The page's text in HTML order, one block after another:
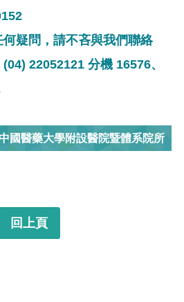
何疑問，請不吝與我們聯絡
22052121 分機 16576、
國醫藥大學附設醫院暨體系院所
回上頁